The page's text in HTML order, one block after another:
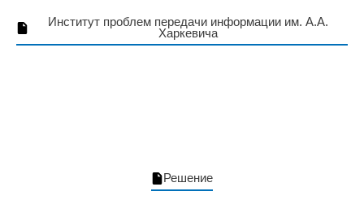
Институт проблем передачи информации им. А.А.
Харкевича
Решение